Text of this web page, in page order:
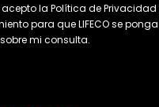
acepto la Política de
para que LIFECO se
mi consulta.